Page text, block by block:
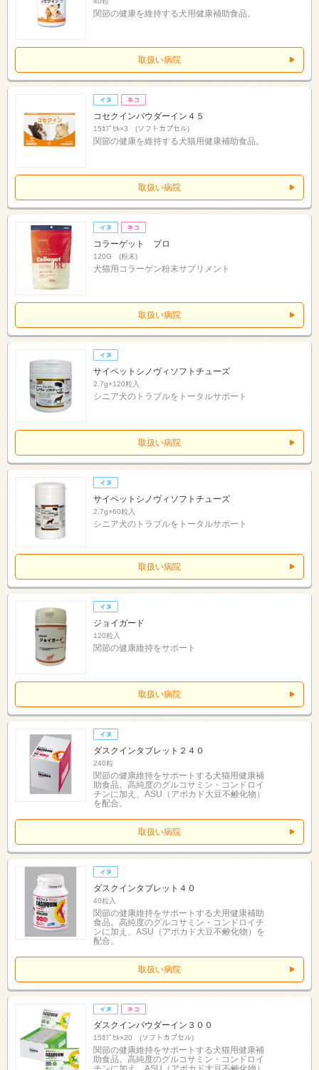
関節の健康を維持する犬用健康補助食品。
取扱い病院
コセクインパウダーイン４５
15ｶﾌﾟｾﾙ×3 (ソフトカプセル)
関節の健康を維持する犬猫用健康補助食品。
取扱い病院
コラーゲット プロ
120G (粉末)
犬猫用コラーゲン粉末サプリメント
取扱い病院
サイペットシノヴィソフトチューズ
2.7g×120粒入
シニア犬のトラブルをトータルサポート
取扱い病院
サイペットシノヴィソフトチューズ
2.7g×60粒入
シニア犬のトラブルをトータルサポート
取扱い病院
ジョイガード
120粒入
関節の健康維持をサポート
取扱い病院
ダスクインタブレット２４０
240粒
関節の健康維持をサポートする犬猫用健康補
助食品。高純度のグルコサミン・コンドロイ
チンに加え、ASU（アボカド大豆不鹸化物）
を配合。
取扱い病院
ダスクインタブレット４０
40粒入
関節の健康維持をサポートする犬用健康補助
食品。高純度のグルコサミン・コンドロイチ
ンに加え、ASU（アボカド大豆不鹸化物）を
配合。
取扱い病院
ダスクインパウダーイン３００
15ｶﾌﾟｾﾙ×20 (ソフトカプセル)
関節の健康維持をサポートする犬猫用健康補
助食品。高純度のグルコサミン・コンドロイ